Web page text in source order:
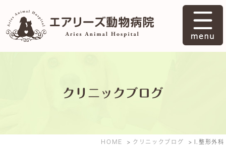
クリニックブログ
HOME クリニックブログ l.整形外科